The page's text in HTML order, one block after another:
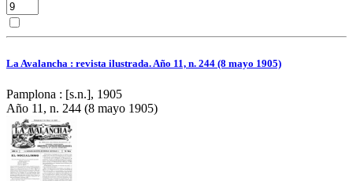
La Avalancha : revista ilustrada. Año 11, n. 244 (8 mayo 1905)
Pamplona : [s.n.], 1905
Año 11, n. 244 (8 mayo 1905)